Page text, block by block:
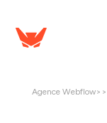
Agence Webflow> >